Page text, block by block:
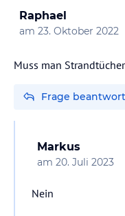
Raphael
am 23. Oktober 2022
Muss man
Frage
Markus
am 20. Juli 2023
Nein